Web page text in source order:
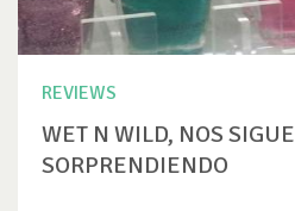
REVIEWS
WET N WILD, NOS SIGUE
SORPRENDIENDO